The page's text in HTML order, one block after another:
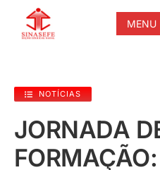
MENU
NOTÍCIAS
PUBLICAÇÕES
NOTÍCIAS
JORNADA